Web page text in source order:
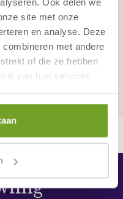
site met onze
en analyse. Deze
met andere
of die ze hebben
van hun services.
for children from 12
per lane.